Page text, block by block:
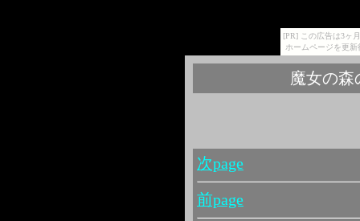
[PR] この広告は3ヶ
ホームページを更
魔女の森
次page
前page